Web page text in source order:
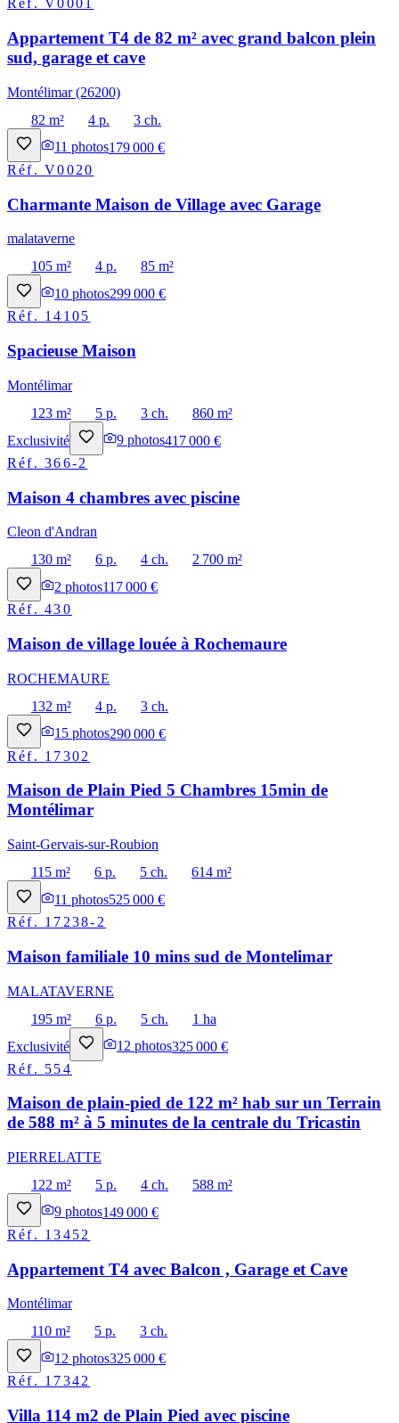
Réf.V0001
Appartement T4 de 82 m² avec grand balcon plein
sud, garage et cave
Montélimar (26200)
82 m²
4 p.
3 ch.
11 photos179 000 €
Réf.V0020
Charmante Maison de Village avec Garage
malataverne
105 m²
4 p.
85 m²
10 photos299 000 €
Réf. 14105
Spacieuse Maison
Montélimar
123 m²
5 p. 3 ch.
860 m²
Exclusivité
9 photos417 000 €
Réf.366-2
Maison 4 chambres avec piscine
Cleon d'Andran
130 m²
6 p. 4 ch.
2 700 m²
2 photos117 000 €
Réf.430
Maison de village louée à Rochemaure
ROCHEMAURE
132 m²
4 p.
3 ch.
15 photos290 000 €
Réf. 17302
Maison de Plain Pied 5 Chambres 15min de
Montélimar
Saint-Gervais-sur-Roubion
115 m²
6 p. 5 ch.
614 m²
11 photos525 000 €
Réf. 17238-2
Maison familiale 10 mins sud de Montelimar
MALATAVERNE
195 m²
6 p. 5 ch.
1 ha
Exclusivité
12 photos325 000 €
Réf. 554
Maison de plain-pied de 122 m² hab sur un Terrain
de 588 m² à 5 minutes de la centrale du Tricastin
PIERRELATTE
122 m²
5 p. 4 ch.
588 m²
9 photos149 000 €
Réf. 13452
Appartement T4 avec Balcon , Garage et Cave
Montélimar
110 m²
5 p.
3 ch.
12 photos325 000 €
Réf. 17342
Villa 114 m2 de Plain Pied avec piscine